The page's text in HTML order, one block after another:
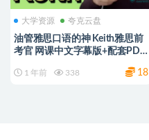
大学资源 夸克云盘
油管雅思口语的神 Keith雅思前
考官 网课中文字幕版+配套PDF
1 年前 338 18